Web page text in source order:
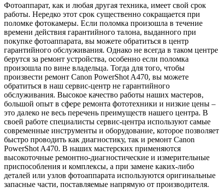
Фотоаппарат, как и любая другая техника, имеет свой срок
работы. Нередко этот срок существенно сокращается при
поломке фотокамеры. Если поломка произошла в течение
времени действия гарантийного талона, выданного при
покупке фотоаппарата, вы можете обратиться в центр
гарантийного обслуживания. Однако не всегда в таком центре
берутся за ремонт устройства, особенно если поломка
произошла по вине владельца. Тогда для того, чтобы
произвести ремонт Canon PowerShot A470, вы можете
обратиться в наш сервис-центр не гарантийного
обслуживания. Высокое качество работы наших мастеров,
большой опыт в сфере ремонта фототехники и низкие цены –
это далеко не весь перечень преимуществ нашего центра. В
своей работе специалисты сервис-центра используют самые
современные инструменты и оборудование, которое позволяет
быстро проводить как диагностику, так и ремонт Canon
PowerShot A470. В наших мастерских применяются
высокоточные ремонтно-диагностические и измерительные
приспособления и комплексы, а при замене каких-либо
деталей или узлов фотоаппарата используются оригинальные
запасные части, поставляемые напрямую от производителя.